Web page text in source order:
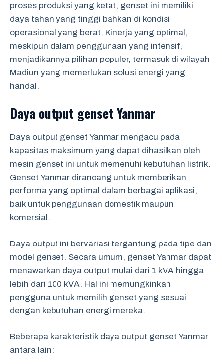
proses produksi yang ketat, genset ini memiliki
daya tahan yang tinggi bahkan di kondisi
operasional yang berat. Kinerja yang optimal,
meskipun dalam penggunaan yang intensif,
menjadikannya pilihan populer, termasuk di wilayah
Madiun yang memerlukan solusi energi yang
handal.
Daya output genset Yanmar
Daya output genset Yanmar mengacu pada
kapasitas maksimum yang dapat dihasilkan oleh
mesin genset ini untuk memenuhi kebutuhan listrik.
Genset Yanmar dirancang untuk memberikan
performa yang optimal dalam berbagai aplikasi,
baik untuk penggunaan domestik maupun
komersial.
Daya output ini bervariasi tergantung pada tipe dan
model genset. Secara umum, genset Yanmar dapat
menawarkan daya output mulai dari 1 kVA hingga
lebih dari 100 kVA. Hal ini memungkinkan
pengguna untuk memilih genset yang sesuai
dengan kebutuhan energi mereka.
Beberapa karakteristik daya output genset Yanmar
antara lain: